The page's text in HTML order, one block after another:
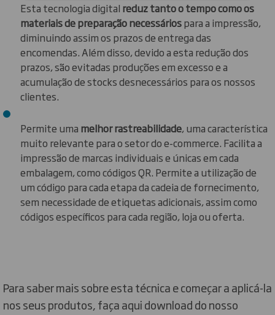
Esta tecnologia digital reduz tanto o tempo como os
materiais de preparação necessáriospara a impressão,
diminuindo assim os prazos de entrega das
encomendas. Além disso, devido a esta redução dos
prazos, são evitadas produções em excesso e a
acumulação de stocks desnecessários para os nossos
clientes.
Permite uma melhor rastreabilidade, uma característica
muito relevante para o setor do e-commerce. Facilita a
impressão de marcas individuais e únicas em cada
embalagem, como códigos QR. Permite a utilização de
um código para cada etapa da cadeia de fornecimento,
sem necessidade de etiquetas adicionais, assim como
códigos específicos para cada região, loja ou oferta.
Para saber mais sobre esta técnica e começar a aplicá-la
nos seus produtos, faça aqui download do nosso